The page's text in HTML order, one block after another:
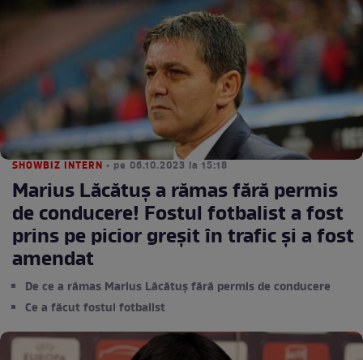
SHOWBIZ INTERN • pe 06.10.2023 la 15:18
Marius Lăcătuș a rămas fără permis
de conducere! Fostul fotbalist a fost
prins pe picior greșit în trafic și a fost
amendat
De ce a rămas Marius Lăcătuș fără permis de conducere
Ce a făcut fostul fotbalist